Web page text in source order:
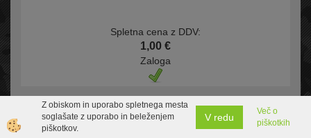
Spletna cena z DDV:
1,00 €
Zaloga
Z obiskom in uporabo spletnega mesta
soglašate z uporabo in beleženjem
piškotkov.
V redu
Več o
piškotkih